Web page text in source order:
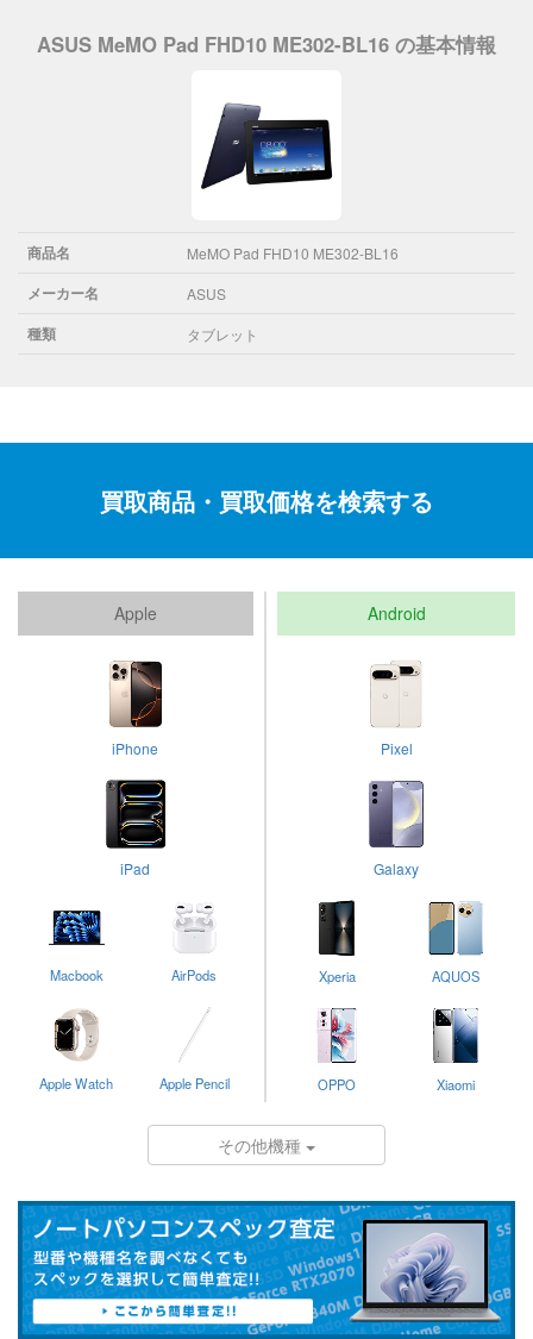
ASUS MeMO Pad FHD10 ME302-BL16 の基本情報
商品名 MeMO Pad FHD10 ME302-BL16
メーカー名 ASUS
種類 タブレット
買取商品・買取価格を検索する
Apple
iPhone
iPad
Macbook AirPods
Apple Watch Apple Pencil
Android
Pixel
Galaxy
Xperia AQUOS
OPPO Xiaomi
その他機種